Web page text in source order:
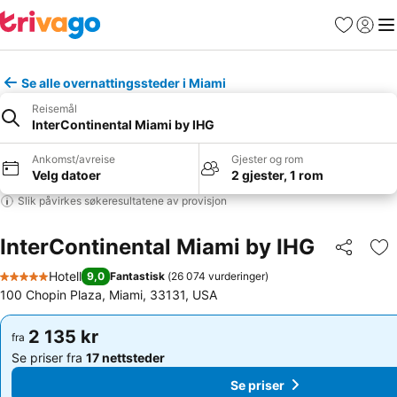
Favoritter
Logg
Se alle overnattingssteder i Miami
Reisemål
InterContinental Miami by IHG
Ankomst/avreise
Velg datoer
Gjester og rom
2 gjester, 1 rom
Slik påvirkes søkeresultatene av provisjon
InterContinental Miami by IHG Del
5 Stjerner
Hotell 9,0 Fantastisk (26 074 vurderinger)
100 Chopin Plaza, Miami, 33131, USA
fra 2 135 kr
Se priser fra 17 nettsteder
fra 2 135 kr
Se priser fra 17 nettsteder
Se priser